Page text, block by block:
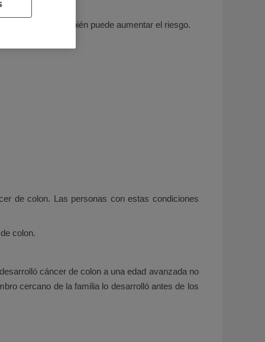
a la parrilla también puede aumentar el riesgo.
de colon. Las personas con estas condiciones
colon.
cáncer de colon a una edad avanzada no
cercano de la familia lo desarrolló antes de los